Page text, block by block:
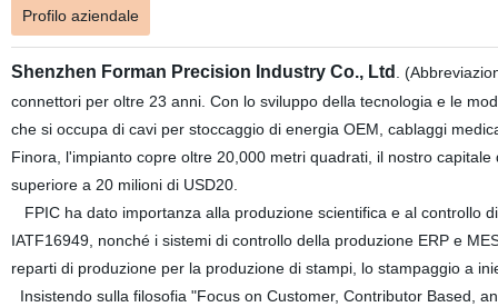
Profilo aziendale
Shenzhen Forman Precision Industry Co., Ltd
.
connettori per oltre 23 anni. Con lo sviluppo della tecnologia e le
che si occupa di cavi per stoccaggio di energia OEM, cablaggi
Finora, l'impianto copre oltre 20,000 metri quadrati, il nostro
superiore a 20 milioni di USD20.
FPIC ha dato importanza alla produzione scientifica e al controllo
IATF16949, nonché i sistemi di controllo della produzione ERP e
reparti di produzione per la produzione di stampi, lo stampaggio a
Insistendo sulla filosofia "Focus on Customer, Contributor Based,